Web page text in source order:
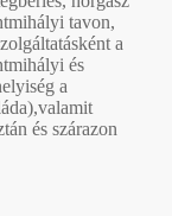
tavon,
a
és
a
és szárazon